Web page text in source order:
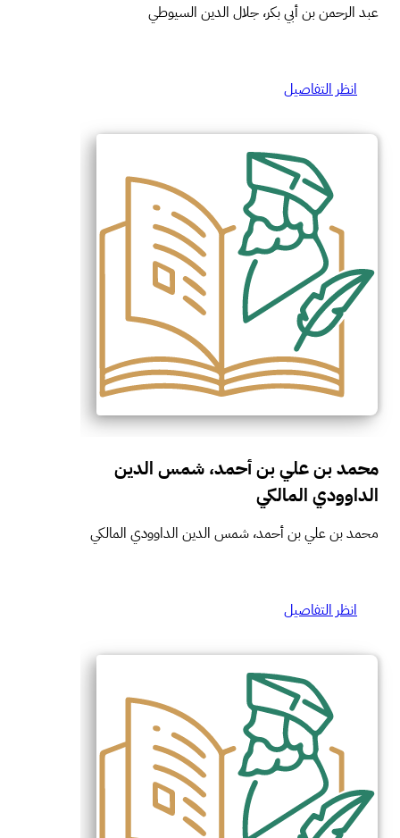
عبد الرحمن بن أبي بكر، جلال الدين السيوطي
انظر التفاصيل
محمد بن علي بن أحمد، شمس الدين
الداوودي المالكي
محمد بن علي بن أحمد، شمس الدين الداوودي المالكي
انظر التفاصيل